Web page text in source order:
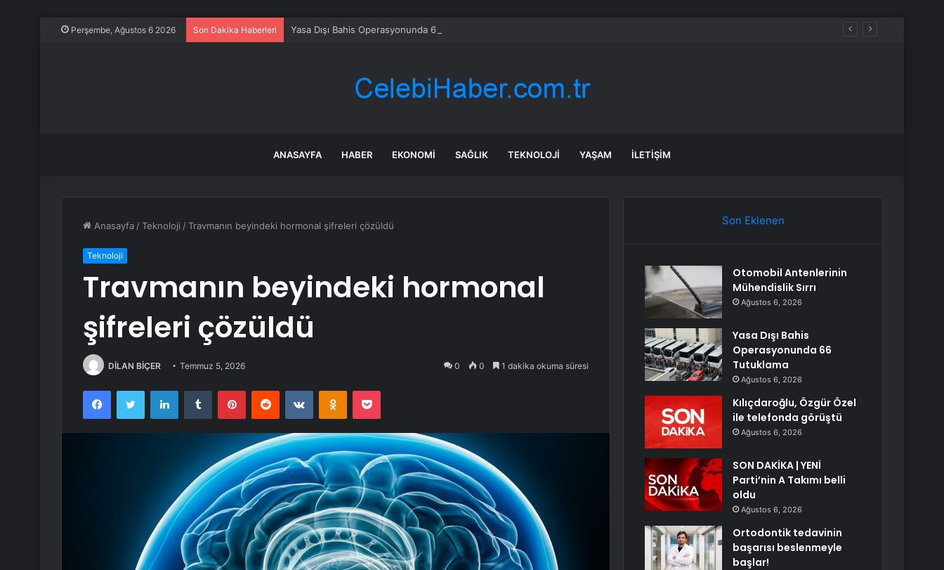
Perşembe, Ağustos 6 2026 Son Dakika Haberleri Yasa Dışı Bahis Operasyonunda 66 Tutuklama
ANASAYFA HABER EKONOMI SAĞLIK TEKNOLOJI YAŞAM İLETIŞIM
Anasayfa /Teknoloji /Travmanın beyindeki hormonal şifreleri çözüldü
Teknoloji
Travmanın beyindeki hormonal
şifreleri çözüldü
DİLAN BİÇER Temmuz 5, 2026 0 0 1 dakika okuma süresi
FacebookTwitter LinkedInTumblr PinterestReddit VKontakteOdnoklassniki
Pocket
Son Eklenen
Otomobil Antenlerinin
Mühendislik Sırrı
Ağustos 6, 2026
Yasa Dışı Bahis
Operasyonunda 66
Tutuklama
Ağustos 6, 2026
Kılıçdaroğlu, Özgür Özel
ile telefonda görüştü
Ağustos 6, 2026
SON DAKİKA | YENİ
Parti’nin A Takımı belli
oldu
Ağustos 6, 2026
Ortodontik tedavinin
başarısı beslenmeyle
başlar!